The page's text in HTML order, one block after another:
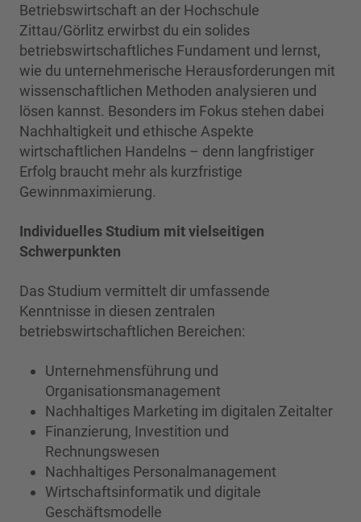
Betriebswirtschaft an der Hochschule
Zittau/Görlitz erwirbst du ein solides
betriebswirtschaftliches Fundament und lernst,
wie du unternehmerische Herausforderungen mit
wissenschaftlichen Methoden analysieren und
lösen kannst. Besonders im Fokus stehen dabei
Nachhaltigkeit und ethische Aspekte
wirtschaftlichen Handelns – denn langfristiger
Erfolg braucht mehr als kurzfristige
Gewinnmaximierung.
Individuelles Studium mit vielseitigen
Schwerpunkten
Das Studium vermittelt dir umfassende
Kenntnisse in diesen zentralen
betriebswirtschaftlichen Bereichen:
Unternehmensführung und
Organisationsmanagement
Nachhaltiges Marketing im digitalen Zeitalter
Finanzierung, Investition und
Rechnungswesen
Nachhaltiges Personalmanagement
Wirtschaftsinformatik und digitale
Geschäftsmodelle